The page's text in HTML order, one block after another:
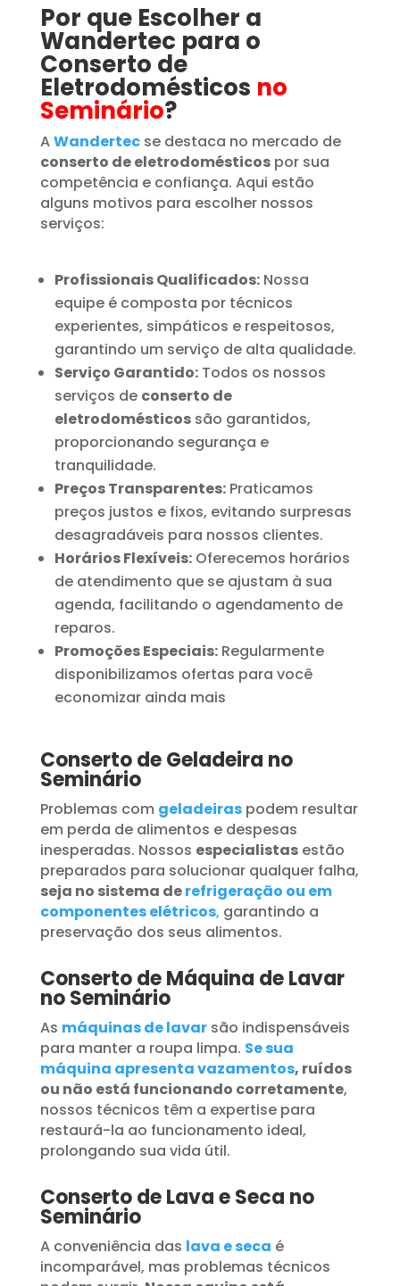
Por que Escolher a
Wandertec para o
Conserto de
Eletrodomésticos no
Seminário?
AWandertecse destaca no mercado de
conserto de eletrodomésticospor sua
competência e confiança. Aqui estão
alguns motivos para escolher nossos
serviços:
Profissionais Qualificados:Nossa
equipe é composta por técnicos
experientes, simpáticos e respeitosos,
garantindo um serviço de alta qualidade.
Serviço Garantido:Todos os nossos
serviços de conserto de
eletrodomésticossão garantidos,
proporcionando segurança e
tranquilidade.
Preços Transparentes:Praticamos
preços justos e fixos, evitando surpresas
desagradáveis para nossos clientes.
Horários Flexíveis:Oferecemos horários
de atendimento que se ajustam à sua
agenda, facilitando o agendamento de
reparos.
Promoções Especiais:Regularmente
disponibilizamos ofertas para você
economizar ainda mais
Conserto de Geladeira no
Seminário
Problemas com geladeiraspodem resultar
em perda de alimentos e despesas
inesperadas. Nossos especialistasestão
preparados para solucionar qualquer falha,
seja no sistema derefrigeração ou em
componentes elétricos, garantindo a
preservação dos seus alimentos.
Conserto de Máquina de Lavar
no Seminário
As máquinas de lavar são indispensáveis
para manter a roupa limpa. Se sua
máquina apresenta vazamentos, ruídos
ou não está funcionando corretamente,
nossos técnicos têm a expertise para
restaurá-la ao funcionamento ideal,
prolongando sua vida útil.
Conserto de Lava e Seca no
Seminário
A conveniência das lava e seca é
incomparável, mas problemas técnicos